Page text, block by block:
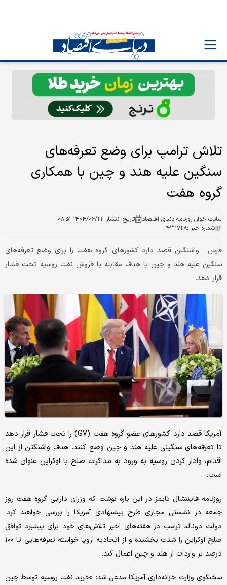
تلاش ترامپ برای وضع تعرفه‌های
سنگین علیه هند و چین با همکاری
گروه هفت
سایت خوان روزنامه دنیای اقتصاد تاریخ انتشار :۱۴۰۴/۰۶/۲۱ ۰۸:۵۱
شماره خبر :۴۲۱۱۷۲۸
فارس : واشنگتن قصد دارد کشورهای گروه هفت را برای وضع تعرفه‌های
سنگین علیه هند و چین با هدف مقابله با فروش نفت روسیه تحت فشار
قرار دهد.
آمریکا قصد دارد کشورهای عضو گروه هفت (G۷) را تحت فشار قرار دهد
تا تعرفه‌های سنگینی علیه هند و چین وضع کنند. هدف واشنگتن از این
اقدام، وادار کردن روسیه به ورود به مذاکرات صلح با اوکراین عنوان شده
است.
روزنامه فایننشال تایمز در این باره نوشت که وزرای دارایی گروه هفت روز
جمعه در نشستی مجازی طرح پیشنهادی آمریکا را بررسی خواهند کرد.
دولت دونالد ترامپ در هفته‌های اخیر تلاش‌های خود برای پیشبرد توافق
صلح اوکراین را شدت بخشیده و از اتحادیه اروپا خواسته تعرفه‌هایی تا ۱۰۰
درصد بر واردات از هند و چین اعمال کند.
سخنگوی وزارت خزانه‌داری آمریکا مدعی شد: «خرید نفت روسیه توسط چین